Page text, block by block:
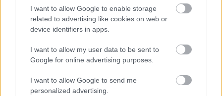
I want to allow Google to enable storage
related to advertising like cookies on web or
device identifiers in apps.
I want to allow my user data to be sent to
Google for online advertising purposes.
I want to allow Google to send me
personalized advertising.
helyzettől, a környéken, ahol lakom,
rengeteg az öreg, mozgásában korlátozott
ember, ahogy én is.
Ha az utakat akadálymentesítik, akkor
70-es, 80-as évek korabeli buszok járjanak a